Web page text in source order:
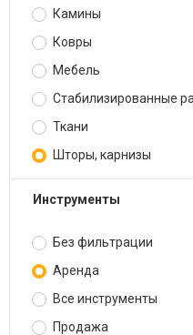
Камины
Ковры
Мебель
Стабилизированные
Ткани
Шторы, карнизы
Инструменты
Без фильтрации
Аренда
Все инструменты
Продажа